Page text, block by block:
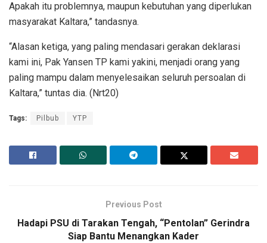
Apakah itu problemnya, maupun kebutuhan yang diperlukan
masyarakat Kaltara,” tandasnya.
“Alasan ketiga, yang paling mendasari gerakan deklarasi
kami ini, Pak Yansen TP kami yakini, menjadi orang yang
paling mampu dalam menyelesaikan seluruh persoalan di
Kaltara,” tuntas dia. (Nrt20)
Tags: Pilbub YTP
Previous Post
Hadapi PSU di Tarakan Tengah, “Pentolan” Gerindra
Siap Bantu Menangkan Kader